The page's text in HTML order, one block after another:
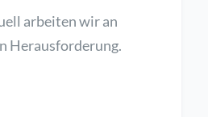
arbeiten wir an
Herausforderung.